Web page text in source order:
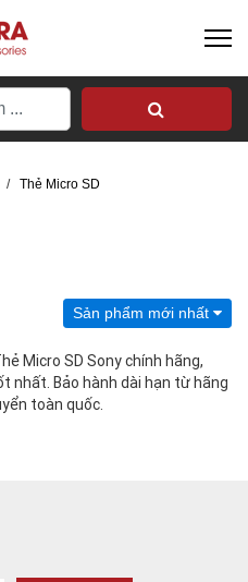
/ Thẻ Micro SD
Sản phẩm mới nhất
Micro SD Sony chính hãng,
nhất. Bảo hành dài hạn từ hãng
toàn quốc.